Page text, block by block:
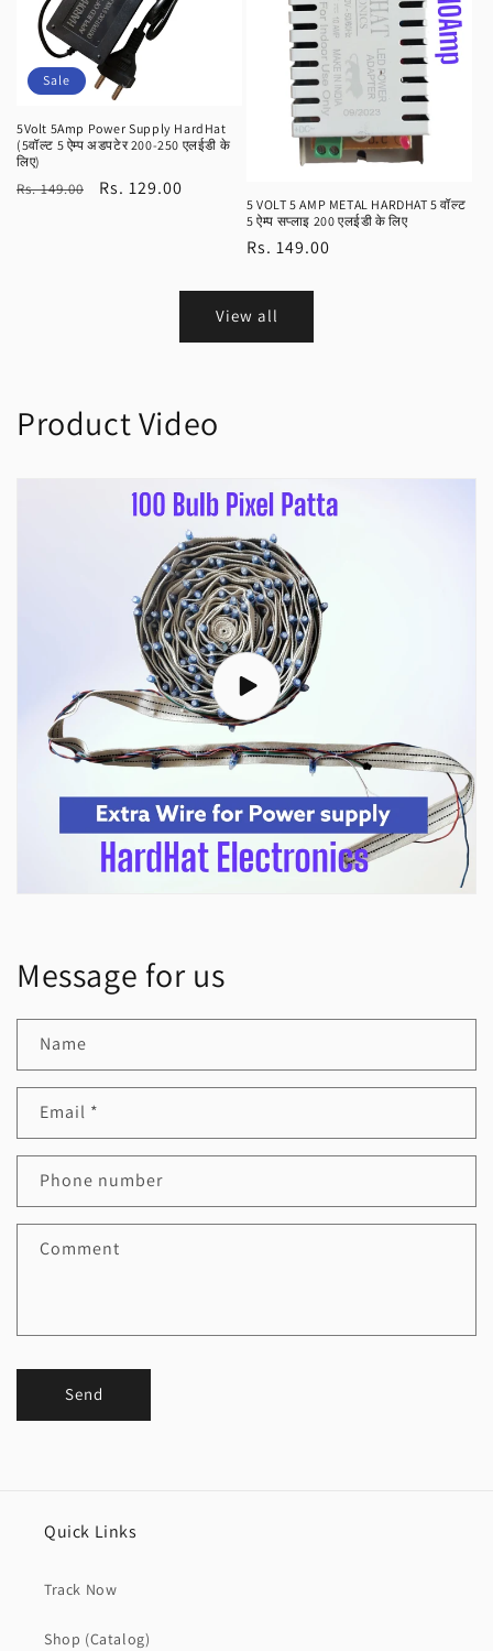
Sale
5Volt 5Amp Power Supply HardHat
(5वॉल्ट 5 ऐम्प अडपटेर 200-250 एलईडी के
लिए)
Regular
Rs. 149.00
Sale
Rs. 129.00
5 VOLT 5 AMP METAL HARDHAT 5 वॉल्ट
5 ऐम्प सप्लाइ 200 एलईडी के लिए
Regular
Rs. 149.00
View all
Product Video
Message for us
Name
Email *
Phone number
Comment
Send
Quick Links
Track Now
Shop (Catalog)